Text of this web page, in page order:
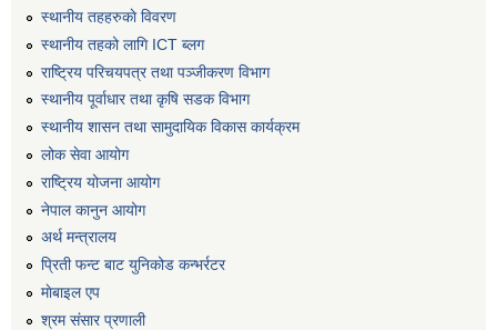
स्थानीय तहहरुकाे विवरण
स्थानीय तहको लागि ICT ब्लग
राष्‍ट्रिय परिचयपत्र तथा पञ्‍जीकरण विभाग
स्थानीय पूर्वाधार तथा कृषि सडक विभाग
स्थानीय शासन तथा सामुदायिक विकास कार्यक्रम
लोक सेवा आयोग
राष्ट्रिय योजना आयोग
नेपाल कानुन आयोग
अर्थ मन्त्रालय
प्रिती फन्ट बाट युनिकोड कन्भर्रटर
माेबाइल एप
श्रम संसार प्रणाली